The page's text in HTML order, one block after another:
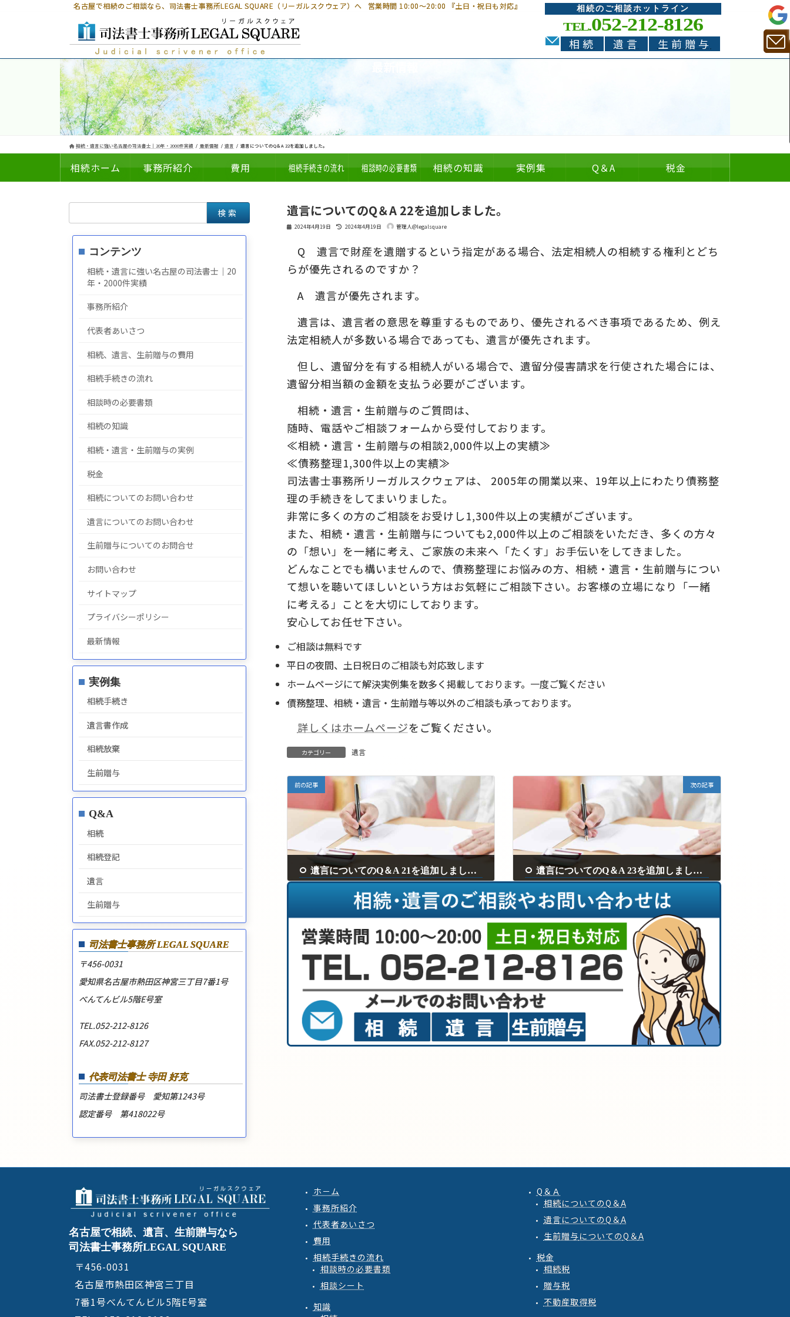
名古屋で相続のご相談なら、 司法書士事務所LEGAL SQUARE（リーガルスクウェア）へ営業時間 10:00～20:00 『土日・祝日も対応』 相続のご相談ホットライン
TEL.052-212-8126
相続 遺言 生前贈与
相続・遺言に強い名古屋の司法書士｜20年・2000件実績 最新情報 遺言 遺言についてのQ＆A 22を追加しました。
相続ホーム 事務所紹介 費用 相続手続きの流れ 相談時の必要書類 相続の知識
についての
実例集
の
Q＆A 税金
遺言についてのQ＆A 22を追加しました。
2024年4月19日
最
新
日
:
2024年4月19日 管理人@legalsquare
Q 遺言で財産を遺贈するという指定がある場合、法定相続人の相続する権利とどち
らが優先されるのですか？
A 遺言が優先されます。
遺言は、遺言者の意思を尊重するものであり、優先されるべき事項であるため、例え
法定相続人が多数いる場合であっても、遺言が優先されます。
但し、遺留分を有する相続人がいる場合で、遺留分侵害請求を行使された場合には、
遺留分相当額の金額を支払う必要がございます。
相続・遺言・生前贈与のご質問は、
随時、電話やご相談フォームから受付しております。
≪相続・遺言・生前贈与の相談2,000件以上の実績≫
≪債務整理1,300件以上の実績≫
司法書士事務所リーガルスクウェアは、 2005年の開業以来、19年以上にわたり債務整
理の手続きをしてまいりました。
非常に多くの方のご相談をお受けし1,300件以上の実績がございます。
また、相続・遺言・生前贈与についても2,000件以上のご相談をいただき、多くの方々
の「想い」を一緒に考え、ご家族の未来へ「たくす」お手伝いをしてきました。
どんなことでも構いませんので、債務整理にお悩みの方、相続・遺言・生前贈与につい
て想いを聴いてほしいという方はお気軽にご相談下さい。お客様の立場になり「一緒
に考える」ことを大切にしております。
安心してお任せ下さい。
ご相談は無料です
平日の夜間、土日祝日のご相談も対応致します
ホームページにて解決実例集を数多く掲載しております。一度ご覧ください
債務整理、相続・遺言・生前贈与等以外のご相談も承っております。
詳しくはホームページをご覧ください。
カテゴリー 遺言
前の記事
遺言についてのQ＆A 21を追加しました。
次の記事
遺言についてのQ＆A 23を追加しました。
2024年4月21日
索:
コンテンツ
相続・遺言に強い名古屋の司法書士｜20
年・2000件実績
事務所紹介
代表者あいさつ
相続、遺言、生前贈与の費用
相続手続きの流れ
相談時の必要書類
相続の知識
相続・遺言・生前贈与の実例
税金
相続についてのお問い合わせ
遺言についてのお問い合わせ
生前贈与についてのお問合せ
お問い合わせ
サイトマップ
プライバシーポリシー
最新情報
実例集
相続手続き
遺言書作成
相続放棄
生前贈与
Q&A
相続
相続登記
遺言
生前贈与
司法書士事務所LEGAL SQUARE
〒456-0031
愛知県名古屋市熱田区神宮三丁目7番1号
べんてんビル5階E号室
TEL.052-212-8126
FAX.052-212-8127
代表司法書士 寺田 好克
司法書士登録番号 愛知第1243号
認定番号 第418022号
名古屋で相続、遺言、生前贈与なら
司法書士事務所LEGAL SQUARE
〒456-0031
名古屋市熱田区神宮三丁目
7番1号べんてんビル5階E号室
ホ－ム
事務所紹介
代表者あいさつ
費用
相続手続きの流れ
相談時の必要書類
相談シート
知識
Q＆Ａ
相続についてのQ ＆A
遺言についてのQ ＆A
生前贈与についてのQ ＆A
税金
相続税
贈与税
不動産取得税